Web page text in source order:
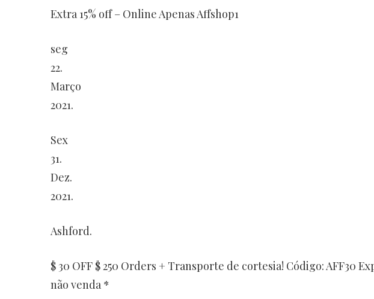
Extra 15% off – Online Apenas Affshop1
seg
22.
Março
2021.
Sex
31.
Dez.
2021.
Ashford.
$ 30 OFF $ 250 Orders + Transporte de cortesia! Código: AFF30
não venda *